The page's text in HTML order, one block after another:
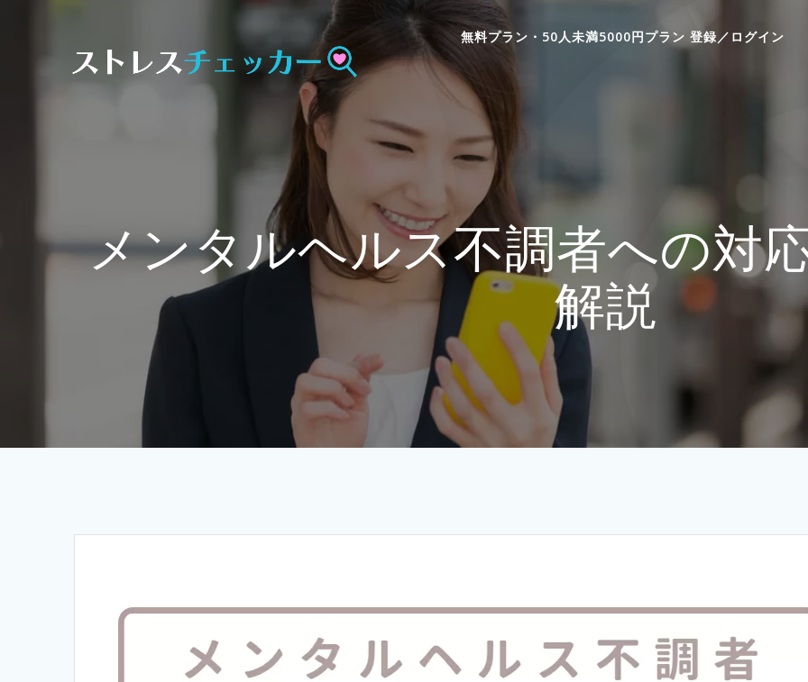
無料プラン・50人未満5000円プラン 登録／ログイン
メンタルヘルス不調者への対
解説